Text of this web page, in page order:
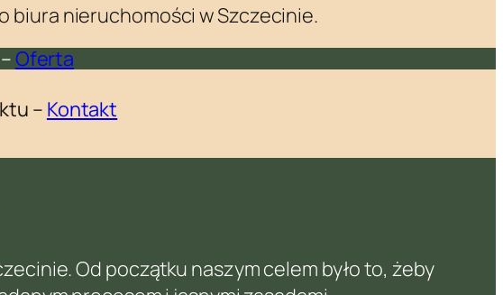
biura nieruchomości w Szczecinie.
Oferta
– Kontakt
Od początku naszym celem było to, żeby